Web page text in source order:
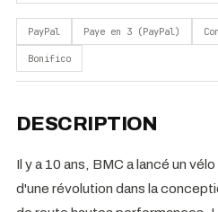
PayPal Paye en 3 (PayPal)
Bonifico
DESCRIPTION
Il y a 10 ans, BMC a lancé un
d'une révolution dans la